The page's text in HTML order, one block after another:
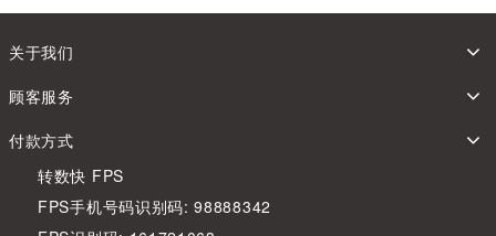
关于我们
顾客服务
付款方式
转数快 FPS
FPS手机号码识别码: 98888342